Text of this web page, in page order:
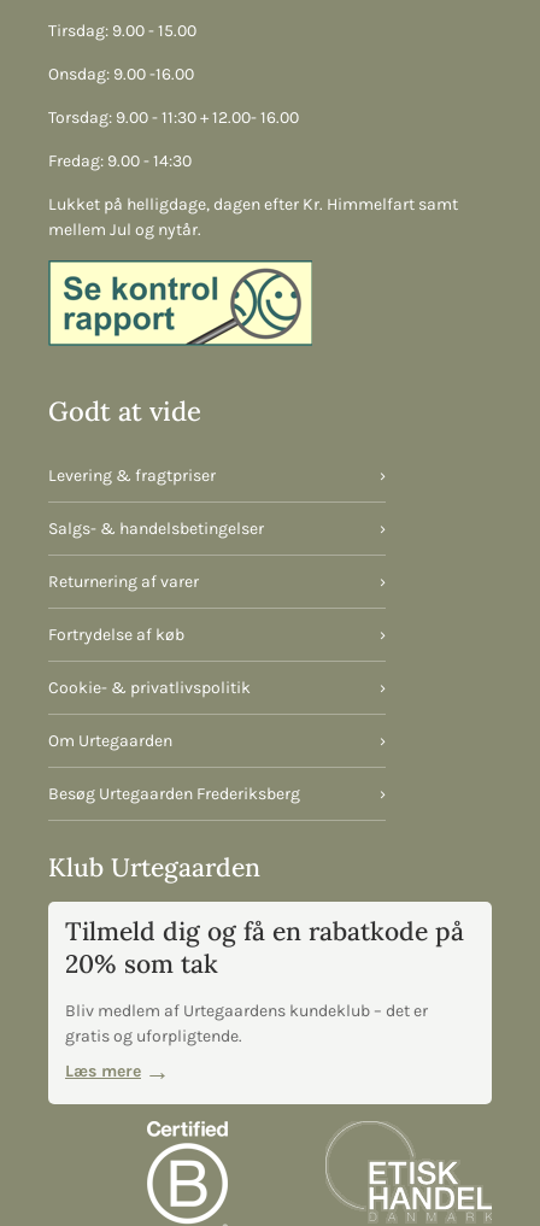
Tirsdag: 9.00 - 15.00
Onsdag: 9.00 -16.00
Torsdag: 9.00 - 11:30 + 12.00- 16.00
Fredag: 9.00 - 14:30
Lukket på helligdage, dagen efter Kr. Himmelfart samt
mellem Jul og nytår.
Godt at vide
Levering & fragtpriser ›
Salgs- & handelsbetingelser ›
Returnering af varer ›
Fortrydelse af køb ›
Cookie- & privatlivspolitik ›
Om Urtegaarden ›
Besøg Urtegaarden Frederiksberg ›
Klub Urtegaarden
Tilmeld dig og få en rabatkode på
20% som tak
Bliv medlem af Urtegaardens kundeklub – det er
gratis og uforpligtende.
Læs mere